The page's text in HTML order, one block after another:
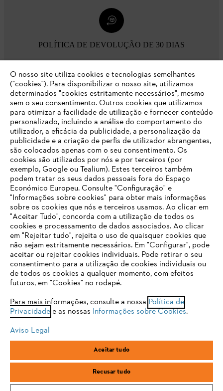
POLÍTICA DE DEVOLUÇÃO DE 30 DIAS
Opções de pagamento
Empresa
FAQs Loja Online
Contacto
Condições gerais de venda Proteção de Dados
Sobre nós
R.C.Emp. Ed.3-P.0-Lj.2
O SEU NAVEGADOR NÃO SUPORTA
ESTE WEBSITE
Está utilizar um navegador que ainda não suportamos. Para
obter o melhor uso de nosso site, recomendamos que altere
para um dos seguintes navegadores:
firefox chrome
safari edge
O nosso site utiliza cookies e tecnologias semelhantes
("cookies"). Para disponibilizar o nosso site, utilizamos
determinados "cookies estritamente necessários", mesmo
sem o seu consentimento. Outros cookies que utilizamos
para otimizar a facilidade de utilização e fornecer conteúdo
personalizado, incluindo a análise do comportamento do
utilizador, a eficácia da publicidade, a personalização da
publicidade e a criação de perfis de utilizador abrangentes,
são colocados apenas com o seu consentimento. Os
cookies são utilizados por nós e por terceiros (por
exemplo, Google ou Tealium). Estes terceiros também
podem tratar os seus dados pessoais fora do Espaço
Económico Europeu. Consulte "Configuração" e
"Informações sobre cookies" para obter mais informações
sobre os cookies que nós e terceiros usamos. Ao clicar em
"Aceitar Tudo", concorda com a utilização de todos os
cookies e processamento de dados associados. Ao clicar
em "Rejeitar tudo", rejeita o uso de quaisquer cookies que
não sejam estritamente necessários. Em "Configurar", pode
aceitar ou rejeitar cookies individuais. Pode retirar o seu
consentimento para a utilização de cookies individuais ou
de todos os cookies a qualquer momento, com efeitos
futuros, em "Cookies" no rodapé.
Para mais informações, consulte a nossa Política de
Privacidadee as nossas Informações sobre Cookies.
Aviso Legal
Aceitar tudo
Recusar tudo